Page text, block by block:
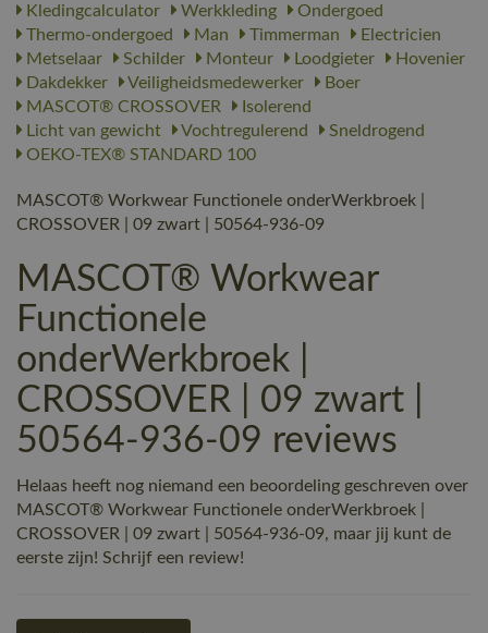
Kledingcalculator
Werkkleding
Ondergoed
Thermo-ondergoed
Man Timmerman
Electricien
Metselaar
Schilder Monteur Loodgieter
Hovenier
Dakdekker
Veiligheidsmedewerker
Boer
MASCOT® CROSSOVER
Isolerend
Licht van gewicht
Vochtregulerend
Sneldrogend
OEKO-TEX® STANDARD 100
MASCOT® Workwear Functionele onderWerkbroek |
CROSSOVER | 09 zwart | 50564-936-09
MASCOT® Workwear
Functionele
onderWerkbroek |
CROSSOVER | 09 zwart |
50564-936-09 reviews
Helaas heeft nog niemand een beoordeling geschreven over
MASCOT® Workwear Functionele onderWerkbroek |
CROSSOVER | 09 zwart | 50564-936-09, maar jij kunt de
eerste zijn! Schrijf een review!